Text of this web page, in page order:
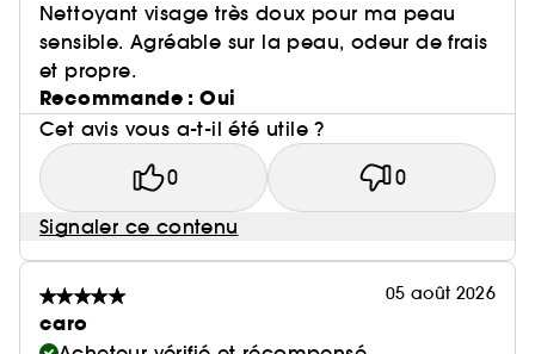
Nettoyant visage très doux pour ma peau
sensible. Agréable sur la peau, odeur de frais
et propre.
Recommande : Oui
Cet avis vous a-t-il été utile ?
0 0
Signaler ce contenu
05 août 2026
caro